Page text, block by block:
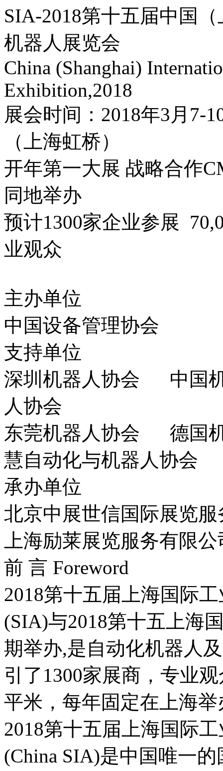
SIA-2018第十五届中国
机器人展览会
China (Shanghai)
Exhibition,2018
展会时间：2018年3月7-
（上海虹桥）
开年第一大展 战略合作
同地举办
预计1300家企业参展
业观众
主办单位
中国设备管理协会
支持单位
深圳机器人协会 中国
人协会
东莞机器人协会 德国
慧自动化与机器人协会
承办单位
北京中展世信国际展览
上海励莱展览服务有限
前 言 Foreword
2018第十五届上海国际
(SIA)与2018第十五上海
期举办,是自动化机器人
引了1300家展商，专业
平米，每年固定在上海
2018第十五届上海国际
(China SIA)是中国唯一